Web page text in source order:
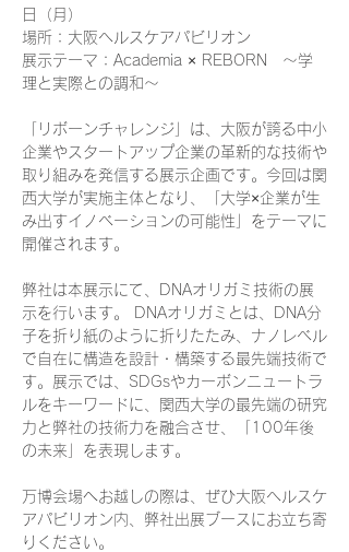
日（月）
場所：大阪ヘルスケアパビリオン
展示テーマ：Academia × REBORN　～学
理と実際との調和～
「リボーンチャレンジ」は、大阪が誇る中小
企業やスタートアップ企業の革新的な技術や
取り組みを発信する展示企画です。今回は関
西大学が実施主体となり、「大学×企業が生
み出すイノベーションの可能性」をテーマに
開催されます。
弊社は本展示にて、DNAオリガミ技術の展
示を行います。 DNAオリガミとは、DNA分
子を折り紙のように折りたたみ、ナノレベル
で自在に構造を設計・構築する最先端技術で
す。展示では、SDGsやカーボンニュートラ
ルをキーワードに、関西大学の最先端の研究
力と弊社の技術力を融合させ、「100年後
の未来」を表現します。
万博会場へお越しの際は、ぜひ大阪ヘルスケ
アパビリオン内、弊社出展ブースにお立ち寄
りください。